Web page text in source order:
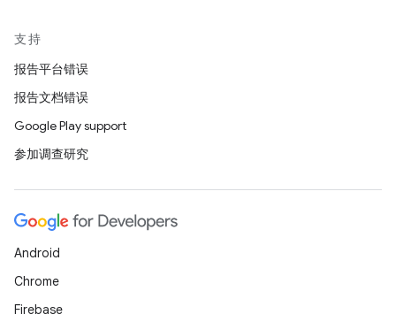
支持
报告平台错误
报告文档错误
Google Play support
参加调查研究
Android
Chrome
Firebase